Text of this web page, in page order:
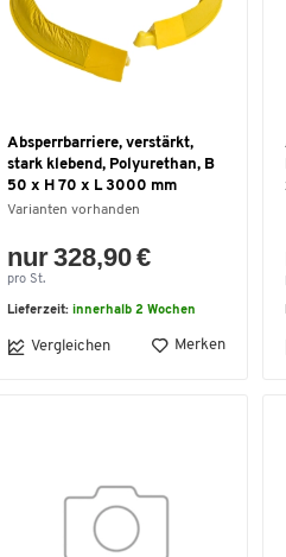
Absperrbarriere, verstärkt,
stark klebend, Polyurethan, B
50 x H 70 x L 3000 mm
Varianten vorhanden
nur 328,90 €
pro St.
Lieferzeit: innerhalb 2 Wochen
Vergleichen Merken